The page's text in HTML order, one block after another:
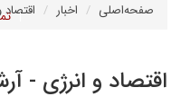
صفحه‌اصلی اخبار اقتصاد
اقتصاد و انرژی -